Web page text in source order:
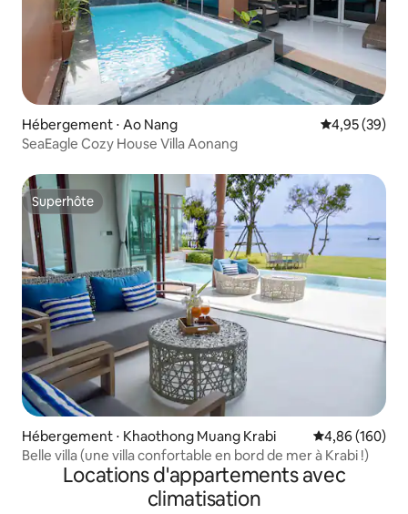
Hébergement ⋅ Ao Nang Évaluation
4,95 (39)
SeaEagle Cozy House Villa Aonang
Superhôte
Superhôte
Hébergement ⋅ Khaothong Muang Krabi Évaluation
4,86 (160)
Belle villa (une villa confortable en bord de mer à Krabi !)
Locations d'appartements avec
climatisation